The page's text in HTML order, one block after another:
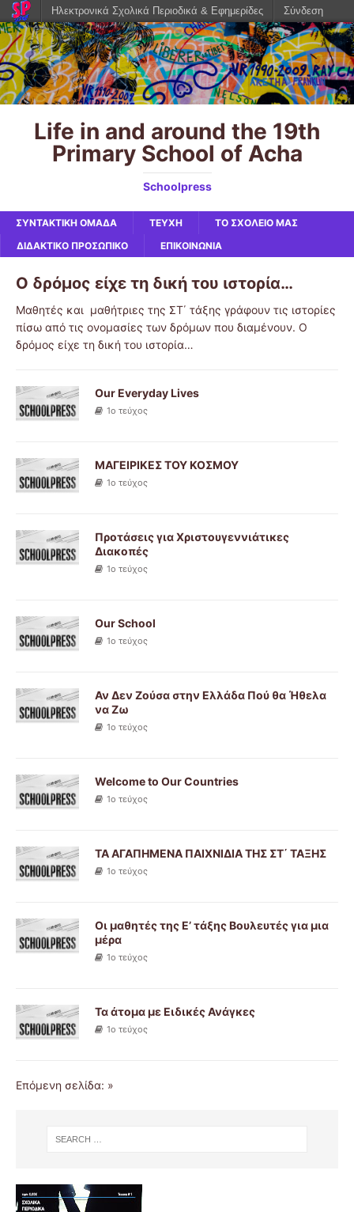
Life in and around the 19th
Primary School of Acha
Schoolpress
ΣΥΝΤΑΚΤΙΚΗ ΟΜΑΔΑ ΤΕΥΧΗ
ΤΟ ΣΧΟΛΕΙΟ ΜΑΣ
ΔΙΔΑΚΤΙΚΟ ΠΡΟΣΩΠΙΚΟ
ΕΠΙΚΟΙΝΩΝΙΑ
Ο δρόμος είχε τη δική του ιστορία…
Μαθητές και μαθήτριες της ΣΤ΄ τάξης γράφουν τις ιστορίες
πίσω από τις ονομασίες των δρόμων που διαμένουν. Ο
δρόμος είχε τη δική του ιστορία…
Our Everyday Lives
1ο τεύχος
ΜΑΓΕΙΡΙΚΕΣ ΤΟΥ ΚΟΣΜΟΥ
1ο τεύχος
Προτάσεις για Χριστουγεννιάτικες
Διακοπές
1ο τεύχος
Our School
1ο τεύχος
Αν Δεν Ζούσα στην Ελλάδα Πού θα Ήθελα
να Ζω
1ο τεύχος
Welcome to Our Countries
1ο τεύχος
ΤΑ ΑΓΑΠΗΜΕΝΑ ΠΑΙΧΝΙΔΙΑ ΤΗΣ ΣΤ΄ ΤΑΞΗΣ
1ο τεύχος
Οι μαθητές της Ε’ τάξης Βουλευτές για μια
μέρα
1ο τεύχος
Τα άτομα με Ειδικές Ανάγκες
1ο τεύχος
Επόμενη σελίδα: »
Ηλεκτρονικά Σχολικά Περιοδικά & Εφημερίδες Σύνδεση